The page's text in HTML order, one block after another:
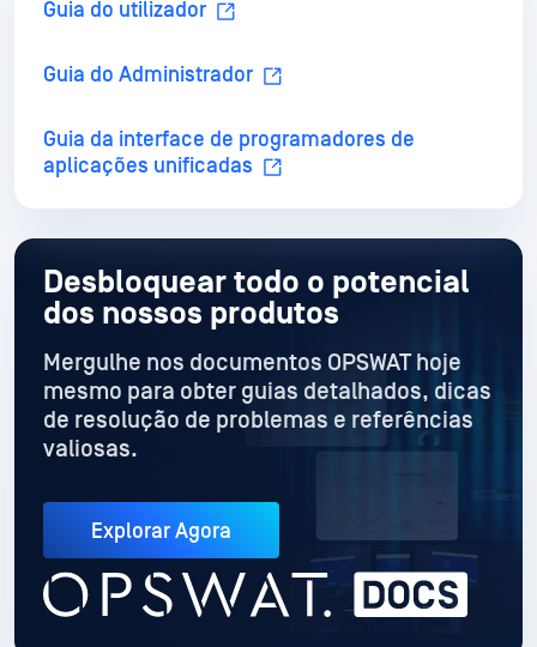
Guia do utilizador
Guia do Administrador
Guia da interface de programadores de
aplicações unificadas
Desbloquear todo o potencial
dos nossos produtos
Mergulhe nos documentos OPSWAT hoje
mesmo para obter guias detalhados, dicas
de resolução de problemas e referências
valiosas.
Explorar Agora